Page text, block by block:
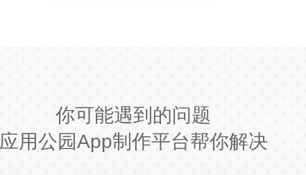
你可能遇到的问题
应用公园App制作平台帮你解决